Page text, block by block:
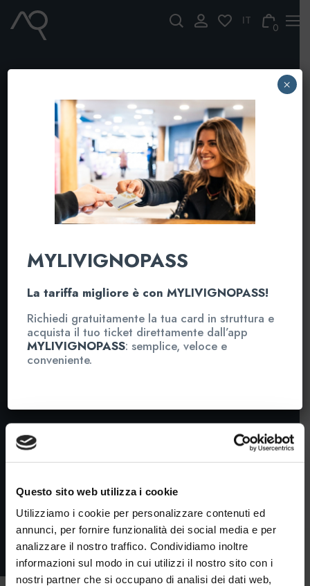
Questo sito web utilizza i cookie
Utilizziamo i cookie per personalizzare contenuti ed
annunci, per fornire funzionalità dei social media e per
analizzare il nostro traffico. Condividiamo inoltre
informazioni sul modo in cui utilizzi il nostro sito con i
nostri partner che si occupano di analisi dei dati web,
content
0
Proaction e Aquagranda
insieme
MYLIVIGNOPASS
La tariffa migliore è con MYLIVIGNOPASS!
Richiedi gratuitamente la tua card in struttura e
acquista il tuo ticket direttamente dall’app
MYLIVIGNOPASS: semplice, veloce e
conveniente.
×